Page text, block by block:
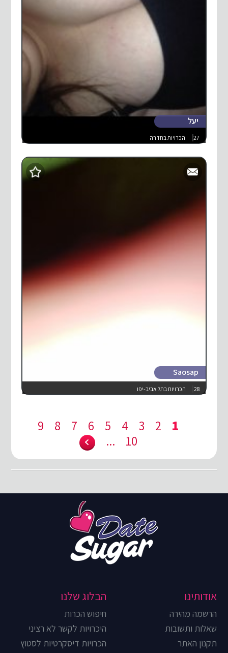
יעל
27 הכרויות בחדרה
Saosap
28 הכרויות בתל אביב-יפו
1
2
3
4
5
6
7
8
9
10
...
אודותינו
הרשמה מהירה
שאלות ותשובות
תקנון האתר
הבלוג שלנו
חיפוש הכרות
היכרויות לקשר לא רציני
הכרויות דיסקרטיות לסטוץ